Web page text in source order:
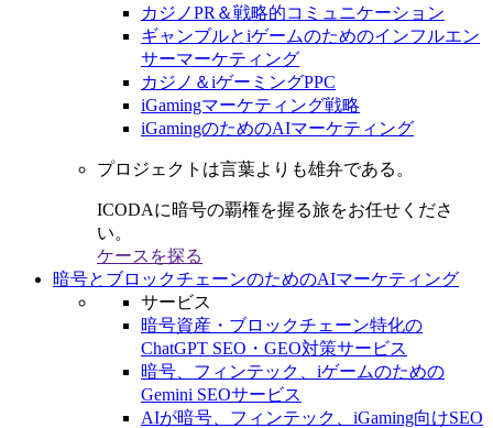
カジノPR＆戦略的コミュニケーション
ギャンブルとiゲームのためのインフルエン
サーマーケティング
カジノ＆iゲーミングPPC
iGamingマーケティング戦略
iGamingのためのAIマーケティング
プロジェクトは言葉よりも雄弁である。
ICODAに暗号の覇権を握る旅をお任せくださ
い。
ケースを探る
暗号とブロックチェーンのためのAIマーケティング
サービス
暗号資産・ブロックチェーン特化の
ChatGPT SEO・GEO対策サービス
暗号、フィンテック、iゲームのための
Gemini SEOサービス
AIが暗号、フィンテック、iGaming向けSEO